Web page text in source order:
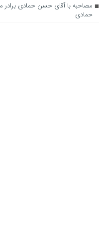
مصاحبه با آقای حسن حمادی
حمادی